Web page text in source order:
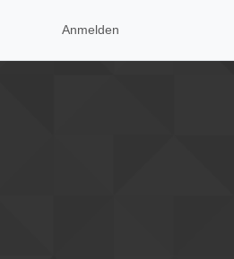
Anmelden